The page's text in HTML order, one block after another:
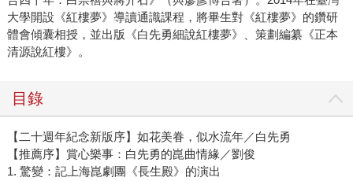
大學開設《紅樓夢》導讀通識課程，將畢生對《紅樓夢》的鑽研
體會傾囊相授，並出版《白先勇細說紅樓夢》、策劃編纂《正本
清源說紅樓》。
目錄
【二十週年紀念新版序】如花美眷，似水流年／白先勇
【推薦序】賞心樂事：白先勇的崑曲情緣／劉俊
1. 驚變：記上海崑劇團《長生殿》的演出